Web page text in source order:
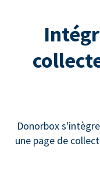
Donorbox
une page de